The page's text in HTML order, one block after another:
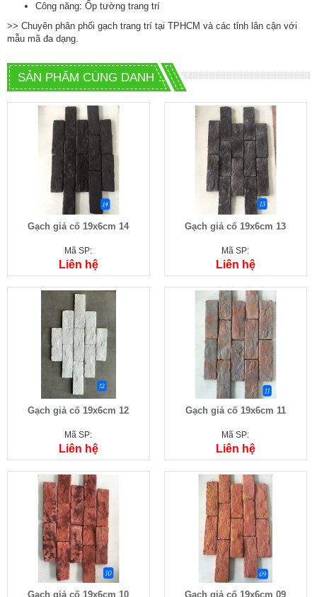
Công năng: Ốp tường trang trí
>> Chuyên phân phối gạch trang trí tại TPHCM và các tỉnh lân cận với
mẫu mã đa dạng.
SẢN PHẨM CÙNG DANH MỤC
Gạch giả cố 19x6cm 14
Mã SP:
Liên hệ
Gạch giả cố 19x6cm 13
Mã SP:
Liên hệ
Gạch giả cố 19x6cm 12
Mã SP:
Liên hệ
Gạch giả cố 19x6cm 11
Mã SP:
Liên hệ
Gạch giả cố 19x6cm 10 Gạch giả cố 19x6cm 09